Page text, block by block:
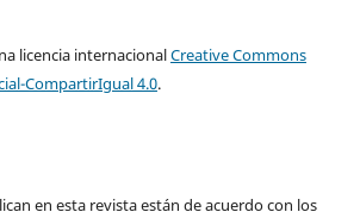
licencia internacionalCreative Commons
CompartirIgual 4.0.
en esta revista están de acuerdo con los